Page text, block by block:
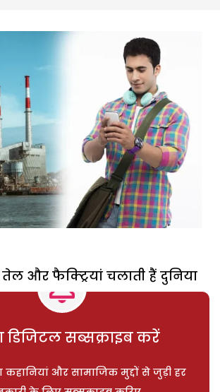
और फैक्ट्रियां चलाती हैं दुनिया
डिजिटल सब्सक्राइब करें
कहानियां और सामाजिक मुद्दों से जुड़ी हर